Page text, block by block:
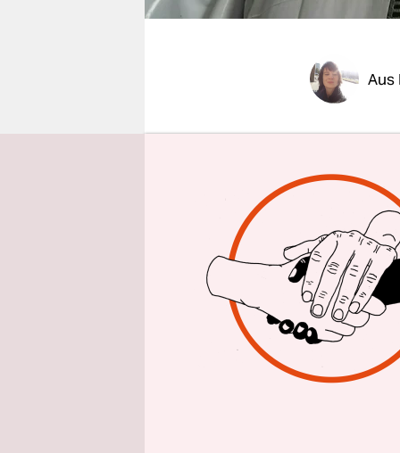
genossenschaft
Aus
Der
und US-
den
deutschen
Hamas zu
der
auch
erneuter,